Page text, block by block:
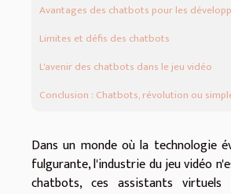
Avantages des chatbots pour les
Limites et défis des chatbots
L'avenir des chatbots dans le jeu vidéo
Conclusion : Chatbots, révolution ou
Dans un monde où la technologie
fulgurante, l'industrie du jeu vidéo
chatbots, ces assistants virtuels